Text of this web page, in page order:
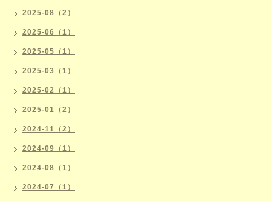
2025-08（2）
2025-06（1）
2025-05（1）
2025-03（1）
2025-02（1）
2025-01（2）
2024-11（2）
2024-09（1）
2024-08（1）
2024-07（1）